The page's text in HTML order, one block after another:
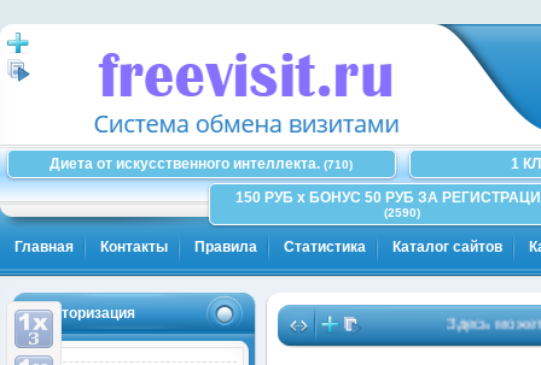
Диета от искусственного интеллекта. (710)
1
150 РУБ x БОНУС 50 РУБ ЗА
(2590)
Главная Контакты Правила Статистика Каталог сайтов
Авторизация
Здесь может